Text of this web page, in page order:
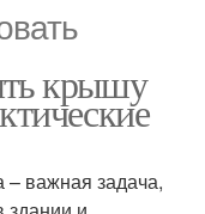
крышу
– важная задача,